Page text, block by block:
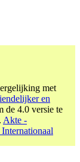
met
en
de 4.0 versie te
. Akte -